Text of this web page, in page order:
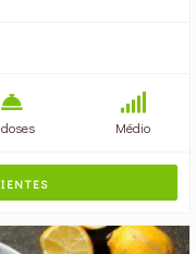
Médio